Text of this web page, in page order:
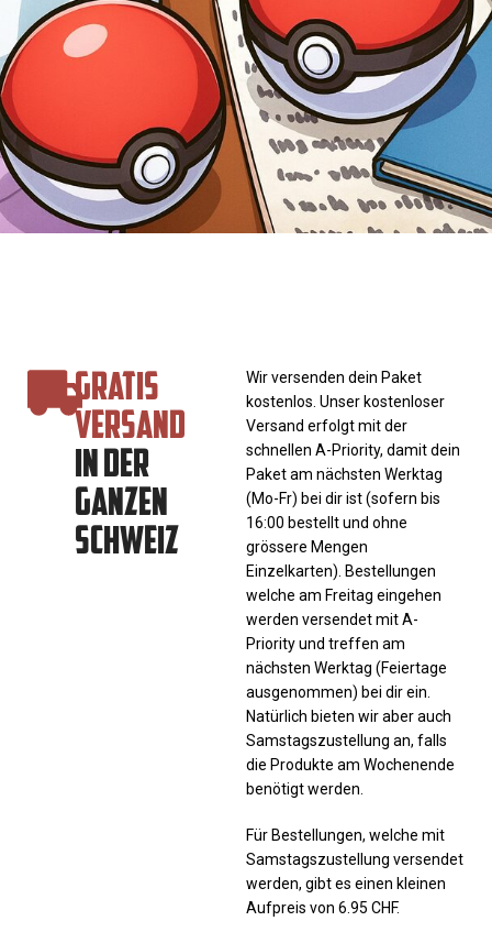
GRATIS
VERSAND
IN DER
GANZEN
SCHWEIZ
Wir versenden dein Paket
kostenlos. Unser kostenloser
Versand erfolgt mit der
schnellen A-Priority, damit dein
Paket am nächsten Werktag
(Mo-Fr) bei dir ist (sofern bis
16:00 bestellt und ohne
grössere Mengen
Einzelkarten). Bestellungen
welche am Freitag eingehen
werden versendet mit A-
Priority und treffen am
nächsten Werktag (Feiertage
ausgenommen) bei dir ein.
Natürlich bieten wir aber auch
Samstagszustellung an, falls
die Produkte am Wochenende
benötigt werden.
Für Bestellungen, welche mit
Samstagszustellung versendet
werden, gibt es einen kleinen
Aufpreis von 6.95 CHF.